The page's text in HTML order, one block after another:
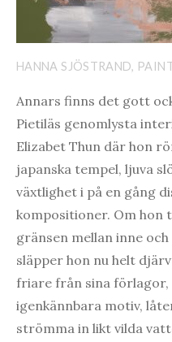
HANNA SJÖSTRAND,
Annars finns det gott
Pietiläs genomlysta
Elizabet Thun där hon
japanska tempel, ljuva
växtlighet i på en gång
kompositioner. Om hon
gränsen mellan inne
släpper hon nu helt
friare från sina förlagor,
igenkännbara motiv,
strömma in likt vilda